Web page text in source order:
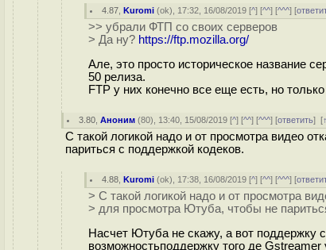
4.87 ,Kuromi (ok), 17:32, 16/08/2019 [^] [^^] [^^^] [
>> убрали ФТП со своих серверов
> Да ну? https://ftp.mozilla.org/
Але, это просто историческое название
50 релиза.
FTP у них конечно все еще есть, но
3.80 ,Аноним (80), 13:40, 15/08/2019 [^] [^^] [^^^] [ответить][
С такой логикой надо и от просмотра видео
париться с поддержкой кодеков.
4.88 ,Kuromi (ok), 17:38, 16/08/2019 [^] [^^] [^^^] [
> С такой логикой надо и от просмотра
> для просмотра Ютуба, чтобы не
Насчет Ютуба не скажу, а вот поддержку
возможностьподдержку того де Gstreamer